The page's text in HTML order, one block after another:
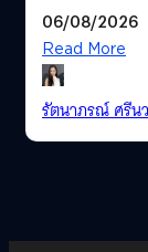
06/08/2026
Read More
รัตนาภรณ์ ศรีน